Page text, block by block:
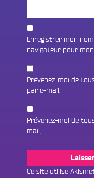
Enregistrer mon
navigateur pour
Prévenez-moi de
par e-mail.
Prévenez-moi de
mail.
Ce site utilise